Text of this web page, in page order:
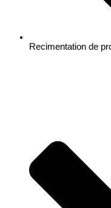
Recimentation de